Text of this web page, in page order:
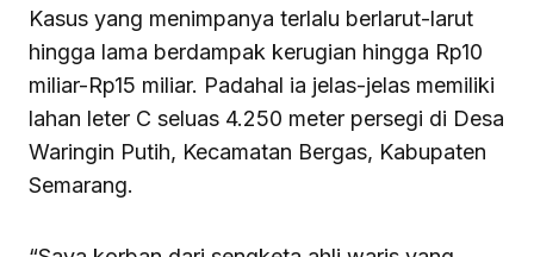
Kasus yang menimpanya terlalu berlarut-larut
hingga lama berdampak kerugian hingga Rp10
miliar-Rp15 miliar. Padahal ia jelas-jelas memiliki
lahan leter C seluas 4.250 meter persegi di Desa
Waringin Putih, Kecamatan Bergas, Kabupaten
Semarang.